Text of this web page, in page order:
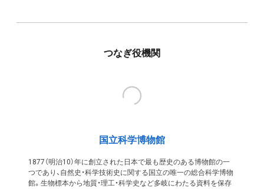
つなぎ役機関
国立科学博物館
1877（明治10）年に創立された日本で最も歴史のある博物館の一
つであり、自然史・科学技術史に関する国立の唯一の総合科学博物
館。生物標本から地質・理工・科学史など多岐にわたる資料を保存